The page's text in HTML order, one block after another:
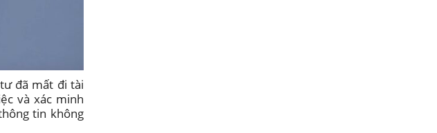
đã mất đi tài
và xác minh
tin không